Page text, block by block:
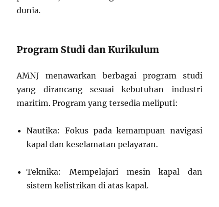
dunia.
Program Studi dan Kurikulum
AMNJ menawarkan berbagai program studi
yang dirancang sesuai kebutuhan industri
maritim. Program yang tersedia meliputi:
Nautika: Fokus pada kemampuan navigasi
kapal dan keselamatan pelayaran.
Teknika: Mempelajari mesin kapal dan
sistem kelistrikan di atas kapal.